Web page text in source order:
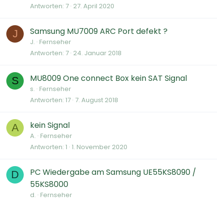
Antworten 7 27. April 2020
J Samsung MU7009 ARC Port defekt ?
J. Fernseher
Antworten 7 24. Januar 2018
S MU8009 One connect Box kein SAT Signal
s. Fernseher
Antworten 17 7. August 2018
A kein Signal
A. Fernseher
Antworten 1 1. November 2020
D
PC Wiedergabe am Samsung UE55KS8090 /
55KS8000
d. Fernseher